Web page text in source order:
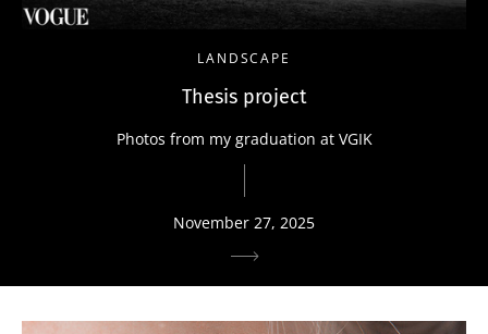
LANDSCAPE
Thesis project
Photos from my graduation at VGIK
November 27, 2025